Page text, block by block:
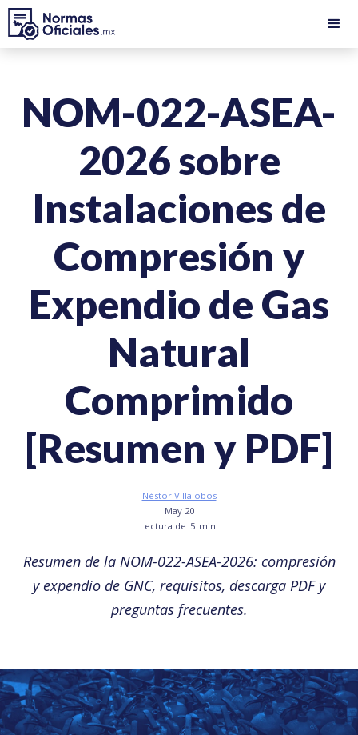
NOM-022-ASEA-
2026 sobre
Instalaciones de
Compresión y
Expendio de Gas
Natural
Comprimido
[Resumen y PDF]
Néstor Villalobos
May 20
Lectura de 5 min.
Resumen de la NOM-022-ASEA-2026: compresión
y expendio de GNC, requisitos, descarga PDF y
preguntas frecuentes.